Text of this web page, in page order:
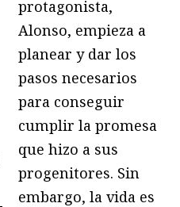
protagonista,
Alonso, empieza a
planear y dar los
pasos necesarios
para conseguir
cumplir la promesa
que hizo a sus
progenitores. Sin
embargo, la vida es